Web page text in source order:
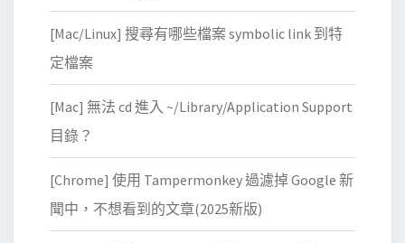
[Mac/Linux] 搜尋有哪些檔案 symbolic link 到特
定檔案
[Mac] 無法 cd 進入 ~/Library/Application Support
目錄？
[Chrome] 使用 Tampermonkey 過濾掉 Google 新
聞中，不想看到的文章(2025新版)